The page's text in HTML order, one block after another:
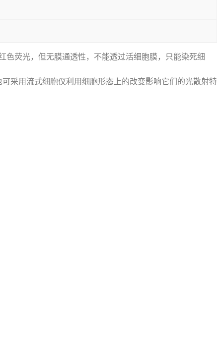
色荧光，但无膜通透性，不能透过活细胞膜，只能染死细
采用流式细胞仪利用细胞形态上的改变影响它们的光散射特